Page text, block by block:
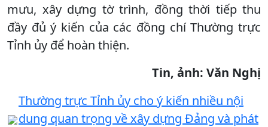
mưu, xây dựng tờ trình, đồng thời tiếp thu
đầy đủ ý kiến của các đồng chí Thường trực
Tỉnh ủy để hoàn thiện.
Tin, ảnh: Văn Nghị
Thường trực Tỉnh ủy cho ý kiến nhiều nội
dung quan trọng về xây dựng Đảng và phát